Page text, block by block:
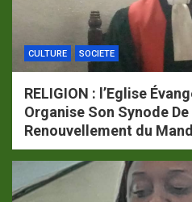
CULTURE SOCIETE
RELIGION : l’Eglise
Organise Son Synode De
Renouvellement du